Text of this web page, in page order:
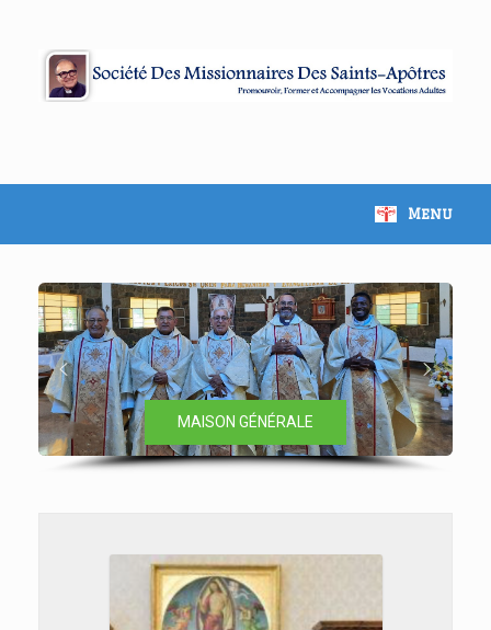
content
Menu
MAISON GÉNÉRALE